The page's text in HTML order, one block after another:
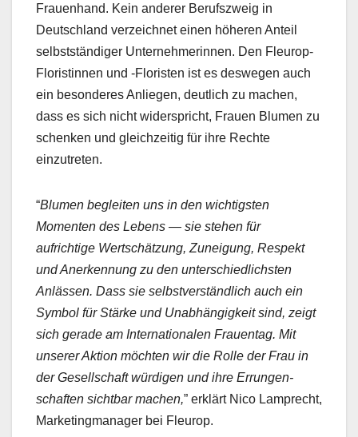
Frauen­hand. Kein ander­er Beruf­szweig in
Deutsch­land verze­ich­net einen höheren Anteil
selb­st­ständi­ger Unternehmerin­nen. Den Fleu­rop-
Floristin­nen und ‑Floris­ten ist es deswe­gen auch
ein beson­deres Anliegen, deut­lich zu machen,
dass es sich nicht wider­spricht, Frauen Blu­men zu
schenken und gle­ichzeit­ig für ihre Rechte
einzutreten.
“Blu­men begleit­en uns in den wichtig­sten
Momenten des Lebens — sie ste­hen für
aufrichtige Wertschätzung, Zunei­gung, Respekt
und Anerken­nung zu den unter­schiedlich­sten
Anlässen. Dass sie selb­stver­ständlich auch ein
Sym­bol für Stärke und Unab­hängigkeit sind, zeigt
sich ger­ade am Inter­na­tionalen Frauen­tag. Mit
unser­er Aktion möcht­en wir die Rolle der Frau in
der Gesellschaft würdi­gen und ihre Errun­gen­
schaften sicht­bar machen,” erk­lärt Nico Lam­precht,
Mar­ket­ing­man­ag­er bei Fleu­rop.